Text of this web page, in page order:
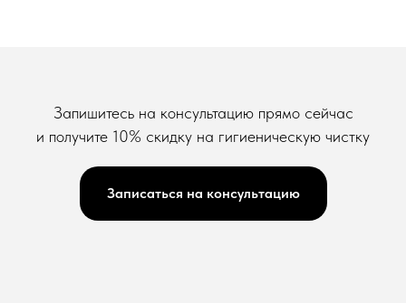
Запишитесь на консультацию прямо сейчас
и получите 10% скидку на гигиеническую чистку
Записаться на консультацию